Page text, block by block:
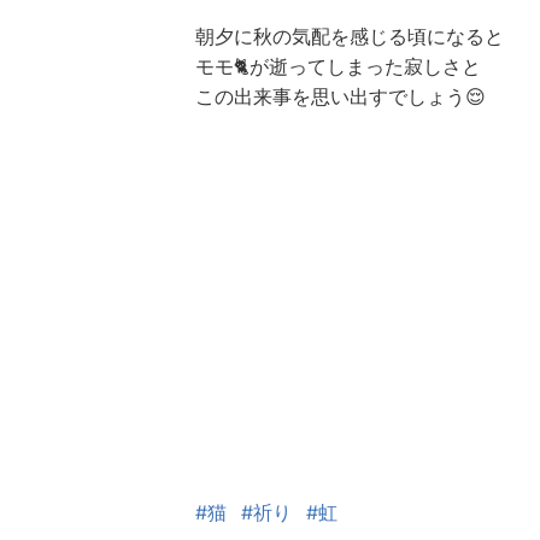
朝夕に秋の気配を感じる頃になると
モモ🐈が逝ってしまった寂しさと
この出来事を思い出すでしょう😌
#猫 #祈り #虹